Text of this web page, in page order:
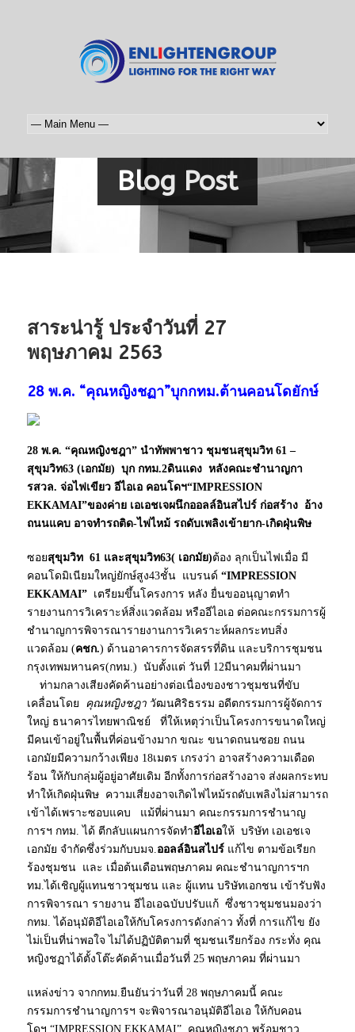
Blog Post
สาระน่ารู้ ประจำวันที่ 27
พฤษภาคม 2563
28 พ.ค. “คุณหญิงชฏา”บุกกทม.ต้านคอนโดยักษ์
28 พ.ค. “คุณหญิงชฎา” นำทัพพาชาว ชุมชนสุขุมวิท 61 –
สุขุมวิท63 (เอกมัย) บุก กทม.2ดินแดง หลังคณะชำนาญกา
รสวล. จ่อไฟเขียว อีไอเอ คอนโดฯ“IMPRESSION
EKKAMAI”ของค่าย เอเอชเจผนึกออลล์อินสไปร์ ก่อสร้าง อ้าง
ถนนแคบ อาจทำรถติด-ไฟไหม้ รถดับเพลิงเข้ายาก-เกิดฝุ่นพิษ
ซอยสุขุมวิท 61 และสุขุมวิท63( เอกมัย)ต้อง ลุกเป็นไฟเมื่อ มี
คอนโดมิเนียมใหญ่ยักษ์สูง43ชั้น แบรนด์ “IMPRESSION
EKKAMAI” เตรียมขึ้นโครงการ หลัง ยื่นขออนุญาตทำ
รายงานการวิเคราะห์สิ่งแวดล้อม หรืออีไอเอ ต่อคณะกรรมการผู้
ชำนาญการพิจารณารายงานการวิเคราะห์ผลกระทบสิ่ง
แวดล้อม (คชก.) ด้านอาคารการจัดสรรที่ดิน และบริการชุมชน
กรุงเทพมหานคร(กทม.) นับตั้งแต่ วันที่ 12มีนาคมที่ผ่านมา
ท่ามกลางเสียงคัดค้านอย่างต่อเนื่องของชาวชุมชนที่ขับ
เคลื่อนโดย คุณหญิงชฎา วัฒนศิริธรรม อดีตกรรมการผู้จัดการ
ใหญ่ ธนาคารไทยพาณิชย์ ที่ให้เหตุว่าเป็นโครงการขนาดใหญ่
มีคนเข้าอยู่ในพื้นที่ค่อนข้างมาก ขณะ ขนาดถนนซอย ถนน
เอกมัยมีความกว้างเพียง 18เมตร เกรงว่า อาจสร้างความเดือด
ร้อน ให้กับกลุ่มผู้อยู่อาศัยเดิม อีกทั้งการก่อสร้างอาจ ส่งผลกระทบ
ทำให้เกิดฝุ่นพิษ ความเสี่ยงอาจเกิดไฟไหม้รถดับเพลิงไม่สามารถ
เข้าได้เพราะซอบแคบ แม้ที่ผ่านมา คณะกรรมการชำนาญ
การฯ กทม. ได้ ตีกลับแผนการจัดทำอีไอเอให้ บริษัท เอเอชเจ
เอกมัย จำกัดซึ่งร่วมกับบมจ.ออลล์อินสไปร์ แก้ไข ตามข้อเรียก
ร้องชุมชน และ เมื่อต้นเดือนพฤษภาคม คณะชำนาญการฯก
ทม.ได้เชิญผู้แทนชาวชุมชน และ ผู้แทน บริษัทเอกชน เข้ารับฟัง
การพิจารณา รายงาน อีไอเอฉบับปรับแก้ ซึ่งชาวชุมชนมองว่า
กทม. ได้อนุมัติอีไอเอให้กับโครงการดังกล่าว ทั้งที่ การแก้ไข ยัง
ไม่เป็นที่น่าพอใจ ไม่ได้ปฏิบัติตามที่ ชุมชนเรียกร้อง กระทั่ง คุณ
หญิงชฏาได้ตั้งโต๊ะคัดค้านเมื่อวันที่ 25 พฤษภาคม ที่ผ่านมา
แหล่งข่าว จากกทม.ยืนยันว่าวันที่ 28 พฤษภาคมนี้ คณะ
กรรมการชำนาญการฯ จะพิจารณาอนุมัติอีไอเอ ให้กับคอน
โดฯ “IMPRESSION EKKAMAI” คุณหญิงชฏา พร้อมชาว